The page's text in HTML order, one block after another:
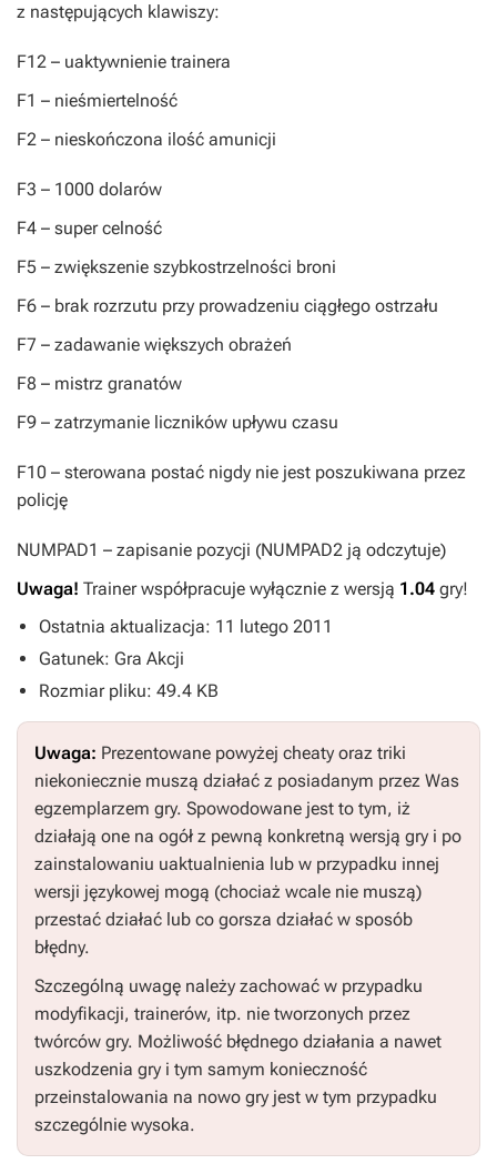
z następujących klawiszy:
F12 – uaktywnienie trainera
F1 – nieśmiertelność
F2 – nieskończona ilość amunicji
F3 – 1000 dolarów
F4 – super celność
F5 – zwiększenie szybkostrzelności broni
F6 – brak rozrzutu przy prowadzeniu ciągłego ostrzału
F7 – zadawanie większych obrażeń
F8 – mistrz granatów
F9 – zatrzymanie liczników upływu czasu
F10 – sterowana postać nigdy nie jest poszukiwana przez
policję
NUMPAD1 – zapisanie pozycji (NUMPAD2 ją odczytuje)
Uwaga! Trainer współpracuje wyłącznie z wersją 1.04 gry!
Ostatnia aktualizacja: 11 lutego 2011
Gatunek: Gra Akcji
Rozmiar pliku: 49.4 KB
Uwaga: Prezentowane powyżej cheaty oraz triki
niekoniecznie muszą działać z posiadanym przez Was
egzemplarzem gry. Spowodowane jest to tym, iż
działają one na ogół z pewną konkretną wersją gry i po
zainstalowaniu uaktualnienia lub w przypadku innej
wersji językowej mogą (chociaż wcale nie muszą)
przestać działać lub co gorsza działać w sposób
błędny.
Szczególną uwagę należy zachować w przypadku
modyfikacji, trainerów, itp. nie tworzonych przez
twórców gry. Możliwość błędnego działania a nawet
uszkodzenia gry i tym samym konieczność
przeinstalowania na nowo gry jest w tym przypadku
szczególnie wysoka.